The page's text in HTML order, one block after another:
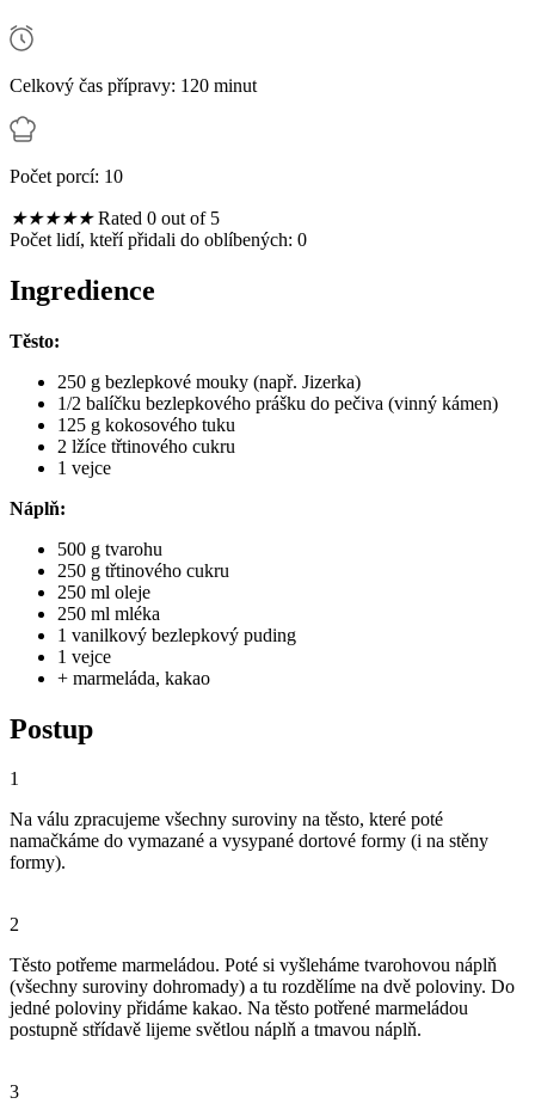
Celkový čas přípravy: 120 minut
Počet porcí: 10
★★★★★ Rated 0 out of 5
Počet lidí, kteří přidali do oblíbených: 0
Ingredience
Těsto:
250 g bezlepkové mouky (např. Jizerka)
1/2 balíčku bezlepkového prášku do pečiva (vinný kámen)
125 g kokosového tuku
2 lžíce třtinového cukru
1 vejce
Náplň:
500 g tvarohu
250 g třtinového cukru
250 ml oleje
250 ml mléka
1 vanilkový bezlepkový puding
1 vejce
+ marmeláda, kakao
Postup
1
Na válu zpracujeme všechny suroviny na těsto, které poté
namačkáme do vymazané a vysypané dortové formy (i na stěny
formy).
2
Těsto potřeme marmeládou. Poté si vyšleháme tvarohovou náplň
(všechny suroviny dohromady) a tu rozdělíme na dvě poloviny. Do
jedné poloviny přidáme kakao. Na těsto potřené marmeládou
postupně střídavě lijeme světlou náplň a tmavou náplň.
3